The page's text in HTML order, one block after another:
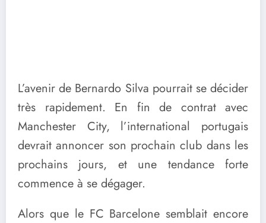
L’avenir de Bernardo Silva pourrait se décider
très rapidement. En fin de contrat avec
Manchester City, l’international portugais
devrait annoncer son prochain club dans les
prochains jours, et une tendance forte
commence à se dégager.
Alors que le FC Barcelone semblait encore